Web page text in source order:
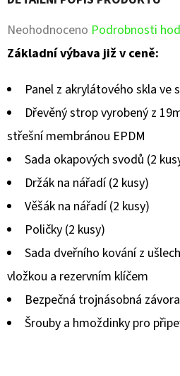
Průměrné
hodnocení
z
hvězdiček.
Neohodnoceno Podrobnosti
Základní výbava již v ceně:
Panel z akrylátového skla ve
Dřevěný strop vyrobený z
střešní membránou EPDM
Sada okapových svodů (2
Držák na nářadí (2 kusy)
Věšák na nářadí (2 kusy)
Poličky (2 kusy)
Sada dveřního kování z
vložkou a rezervním klíčem
Bezpečná trojnásobná závora
Šrouby a hmoždinky pro